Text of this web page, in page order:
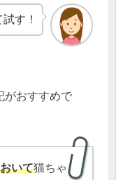
す！
がおすすめで
いて猫ちゃ